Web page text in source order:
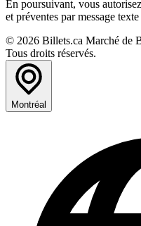
En poursuivant, vous
et préventes par message
© 2026 Billets.ca Marché de
Tous droits réservés.
Montréal